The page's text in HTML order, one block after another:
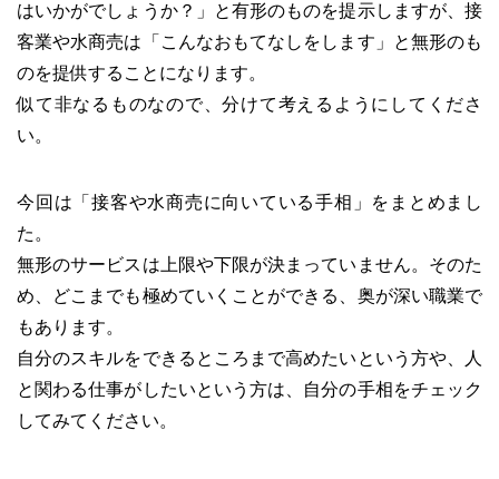
はいかがでしょうか？」と有形のものを提示しますが、接
客業や水商売は「こんなおもてなしをします」と無形のも
のを提供することになります。
似て非なるものなので、分けて考えるようにしてくださ
い。
今回は「接客や水商売に向いている手相」をまとめまし
た。
無形のサービスは上限や下限が決まっていません。そのた
め、どこまでも極めていくことができる、奥が深い職業で
もあります。
自分のスキルをできるところまで高めたいという方や、人
と関わる仕事がしたいという方は、自分の手相をチェック
してみてください。